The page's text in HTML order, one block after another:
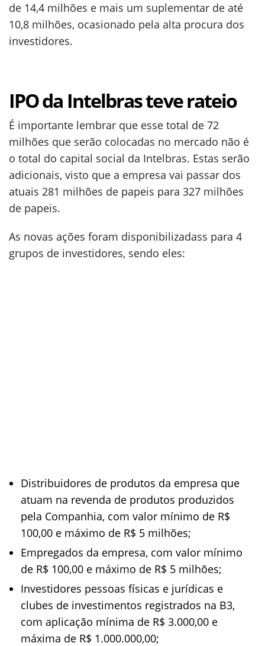
de 14,4 milhões e mais um suplementar de até
10,8 milhões, ocasionado pela alta procura dos
investidores.
IPO da Intelbras teve rateio
É importante lembrar que esse total de 72
milhões que serão colocadas no mercado não é
o total do capital social da Intelbras. Estas serão
adicionais, visto que a empresa vai passar dos
atuais 281 milhões de papeis para 327 milhões
de papeis.
As novas ações foram disponibilizadass para 4
grupos de investidores, sendo eles:
Distribuidores de produtos da empresa que
atuam na revenda de produtos produzidos
pela Companhia, com valor mínimo de R$
100,00 e máximo de R$ 5 milhões;
Empregados da empresa, com valor mínimo
de R$ 100,00 e máximo de R$ 5 milhões;
Investidores pessoas físicas e jurídicas e
clubes de investimentos registrados na B3,
com aplicação mínima de R$ 3.000,00 e
máxima de R$ 1.000.000,00;